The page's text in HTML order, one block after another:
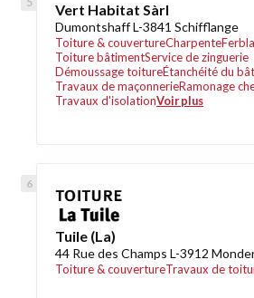
Vert Habitat Sàrl
Dumontshaff L-3841 Schifflange
Toiture & couvertureCharpente
Toiture bâtimentService de zinguerie
Démoussage toitureÉtanchéité du
Travaux de maçonnerieRamonage
Travaux d'isolationVoir plus
Tuile (La)
44 Rue des Champs L-3912
Toiture & couvertureTravaux de